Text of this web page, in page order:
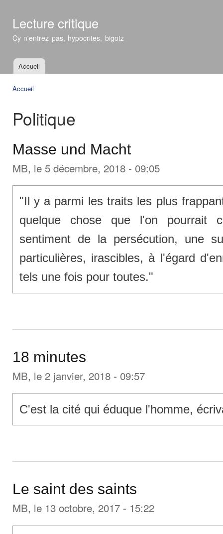
Lecture critique
Cy n'entrez pas, hypocrites, bigotz
Menu principal
Accueil
Accueil
Politique
Masse und Macht
MB, le 5 décembre, 2018 - 09:05
"Il y a parmi les traits les plus
quelque chose que l'on pourrait
sentiment de la persécution, une
particulières, irascibles, à l'égard
tels une fois pour toutes."
18 minutes
MB, le 2 janvier, 2018 - 09:57
C'est la cité qui éduque l'homme,
Le saint des saints
MB, le 13 octobre, 2017 - 15:22